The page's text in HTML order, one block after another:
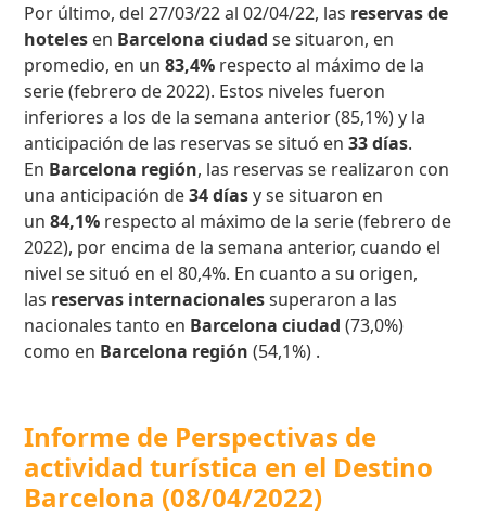
Por último, del 27/03/22 al 02/04/22, las reservas de
hoteles en Barcelona ciudad se situaron, en
promedio, en un83,4% respecto al máximo de la
serie (febrero de 2022). Estos niveles fueron
inferiores a los de la semana anterior (85,1%) y la
anticipación de las reservas se situó en33 días.
En Barcelona región, las reservas se realizaron con
una anticipación de34 díasy se situaron en
un84,1% respecto al máximo de la serie (febrero de
2022), por encima de la semana anterior, cuando el
nivel se situó en el 80,4%. En cuanto a su origen,
las reservas internacionalessuperaron a las
nacionales tanto en Barcelona ciudad(73,0%)
como en Barcelona región(54,1%) .
Informe de Perspectivas de
actividad turística en el Destino
Barcelona (08/04/2022)